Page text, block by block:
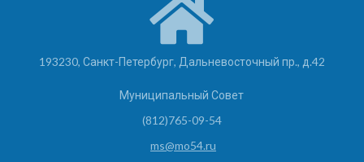
193230, Санкт-Петербург, Дальневосточный пр., д.42
Муниципальный Совет
(812)765-09-54
ms@mo54.ru